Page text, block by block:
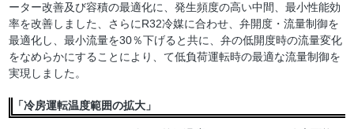
ーター改善及び容積の最適化に、発生頻度の高い中間、最小性能効
率を改善しました、さらにR32冷媒に合わせ、弁開度・流量制御を
最適化し、最小流量を30％下げると共に、弁の低開度時の流量変化
をなめらかにすることにより、て低負荷運転時の最適な流量制御を
実現しました。
「冷房運転温度範囲の拡大」